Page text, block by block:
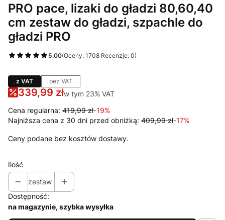
PRO pace, lizaki do gładzi 80,60,40
cm zestaw do gładzi, szpachle do
gładzi PRO
5.00(Oceny: 1708 Recenzje: 0)
z VAT bez VAT
339,99 złw tym 23% VAT
w tym 23% VAT
Cena regularna: 419,99 zł-19%
Najniższa cena z 30 dni przed obniżką: 409,99 zł-17%
Ceny podane bez kosztów dostawy.
Ilość
zestaw
Dostępność:
na magazynie, szybka wysyłka